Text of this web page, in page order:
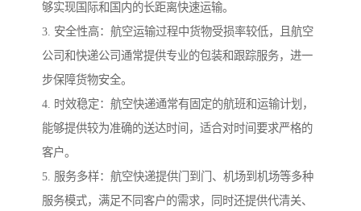
够实现国际和国内的长距离快速运输。
3. 安全性高：航空运输过程中货物受损率较低，且航空
公司和快递公司通常提供专业的包装和跟踪服务，进一
步保障货物安全。
4. 时效稳定：航空快递通常有固定的航班和运输计划，
能够提供较为准确的送达时间，适合对时间要求严格的
客户。
5. 服务多样：航空快递提供门到门、机场到机场等多种
服务模式，满足不同客户的需求，同时还提供代清关、